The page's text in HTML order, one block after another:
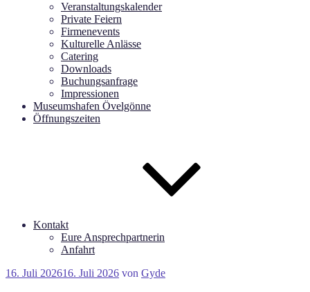
Veranstaltungskalender
Private Feiern
Firmenevents
Kulturelle Anlässe
Catering
Downloads
Buchungsanfrage
Impressionen
Museumshafen Övelgönne
Öffnungszeiten
Kontakt
Eure Ansprechpartnerin
Anfahrt
Veröffentlicht
16. Juli 202616. Juli 2026 von Gyde